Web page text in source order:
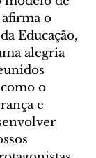
afirma o
Educação,
alegria
o
e